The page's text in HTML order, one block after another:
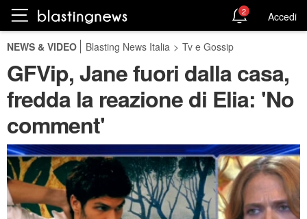
2 Accedi
NEWS & VIDEO Blasting News Italia > Tv e Gossip
GFVip, Jane fuori dalla casa,
fredda la reazione di Elia: 'No
comment'